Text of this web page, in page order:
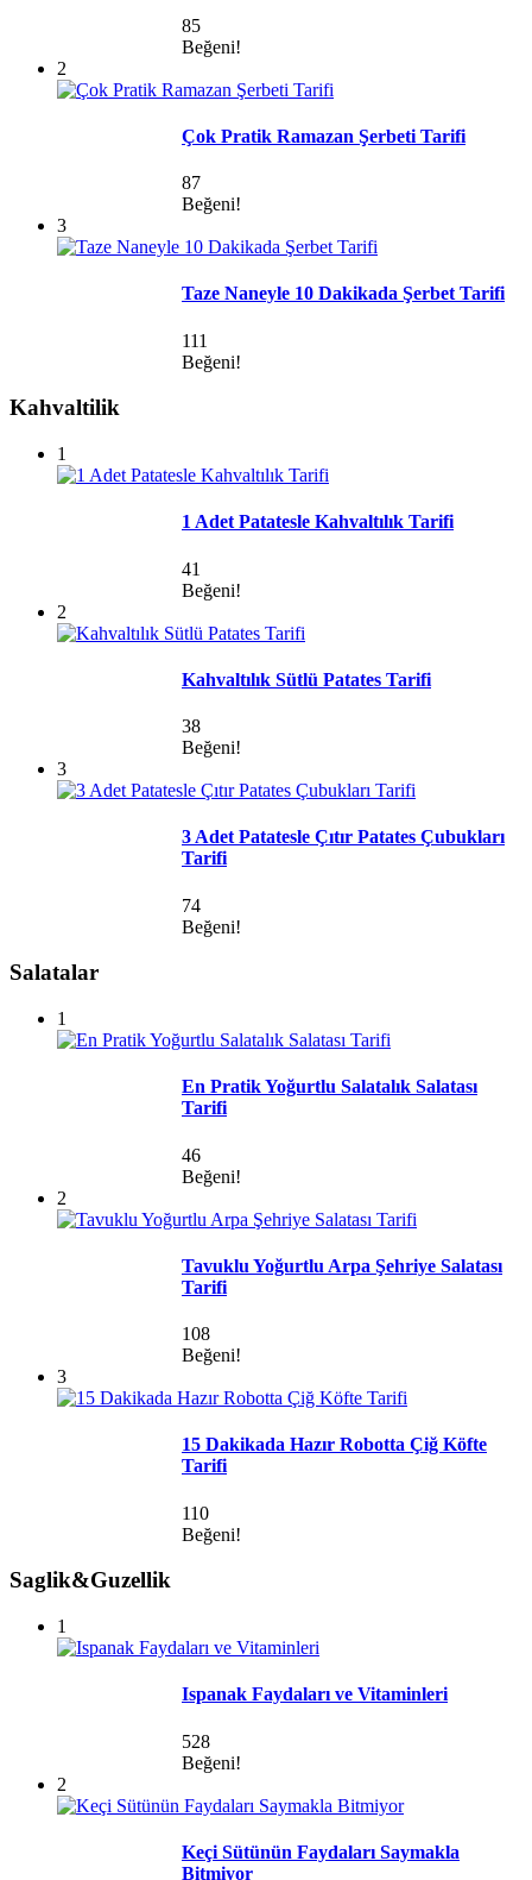
85
Beğeni!
2
Çok Pratik Ramazan Şerbeti Tarifi
87
Beğeni!
3
Taze Naneyle 10 Dakikada Şerbet Tarifi
111
Beğeni!
Kahvaltilik
1
1 Adet Patatesle Kahvaltılık Tarifi
41
Beğeni!
2
Kahvaltılık Sütlü Patates Tarifi
38
Beğeni!
3
3 Adet Patatesle Çıtır Patates Çubukları
Tarifi
74
Beğeni!
Salatalar
1
En Pratik Yoğurtlu Salatalık Salatası
Tarifi
46
Beğeni!
2
Tavuklu Yoğurtlu Arpa Şehriye Salatası
Tarifi
108
Beğeni!
3
15 Dakikada Hazır Robotta Çiğ Köfte
Tarifi
110
Beğeni!
Saglik&Guzellik
1
Ispanak Faydaları ve Vitaminleri
528
Beğeni!
2
Keçi Sütünün Faydaları Saymakla
Bitmiyor